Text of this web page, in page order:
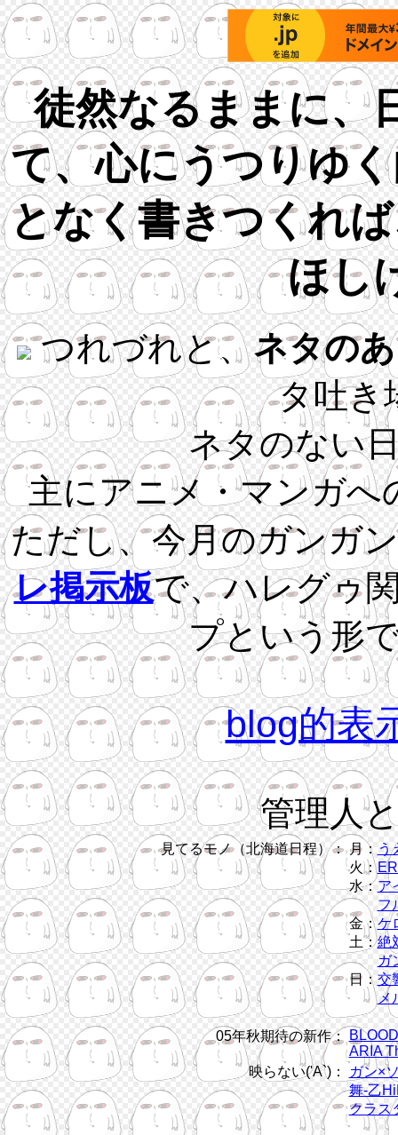
徒然なるままに、
て、心にうつりゆ
となく書きつくれ
ほし
つれづれと、ネタの
タ吐き
ネタのない
主にアニメ・マンガへ
ただし、今月のガンガ
レ掲示板で、ハレグゥ
プという形
blog的表
管理人
見てるモノ（北海道日程）： 月： う
火：
水：ア
フ
金：ケ
土：絶
ガ
日： 交
メ
05年秋期待の新作：
ARIA
映らない('A`)：
ガン×
舞-乙
クラス